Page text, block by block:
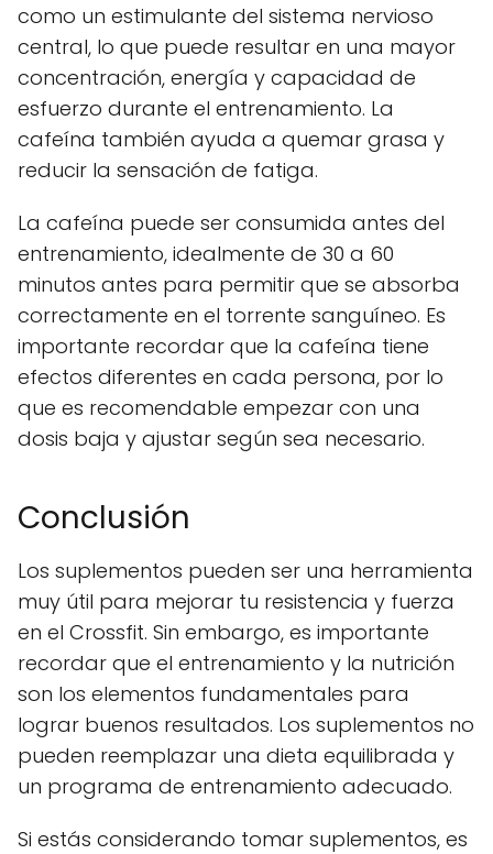
como un estimulante del sistema nervioso
central, lo que puede resultar en una mayor
concentración, energía y capacidad de
esfuerzo durante el entrenamiento. La
cafeína también ayuda a quemar grasa y
reducir la sensación de fatiga.
La cafeína puede ser consumida antes del
entrenamiento, idealmente de 30 a 60
minutos antes para permitir que se absorba
correctamente en el torrente sanguíneo. Es
importante recordar que la cafeína tiene
efectos diferentes en cada persona, por lo
que es recomendable empezar con una
dosis baja y ajustar según sea necesario.
Conclusión
Los suplementos pueden ser una herramienta
muy útil para mejorar tu resistencia y fuerza
en el Crossfit. Sin embargo, es importante
recordar que el entrenamiento y la nutrición
son los elementos fundamentales para
lograr buenos resultados. Los suplementos no
pueden reemplazar una dieta equilibrada y
un programa de entrenamiento adecuado.
Si estás considerando tomar suplementos, es